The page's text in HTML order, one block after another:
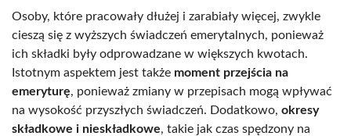
Osoby, które pracowały dłużej i zarabiały więcej, zwykle
cieszą się z wyższych świadczeń emerytalnych, ponieważ
ich składki były odprowadzane w większych kwotach.
Istotnym aspektem jest także moment przejścia na
emeryturę, ponieważ zmiany w przepisach mogą wpływać
na wysokość przyszłych świadczeń. Dodatkowo, okresy
składkowe i nieskładkowe, takie jak czas spędzony na